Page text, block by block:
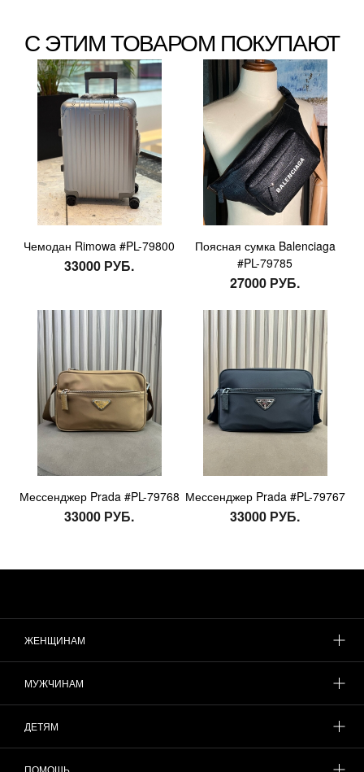
С ЭТИМ ТОВАРОМ ПОКУПАЮТ
Чемодан Rimowa #PL-79800
33000 РУБ.
Поясная сумка Balenciaga
#PL-79785
27000 РУБ.
Мессенджер Prada #PL-79768
33000 РУБ.
Мессенджер Prada #PL-79767
33000 РУБ.
ЖЕНЩИНАМ
МУЖЧИНАМ
ДЕТЯМ
ПОМОЩЬ